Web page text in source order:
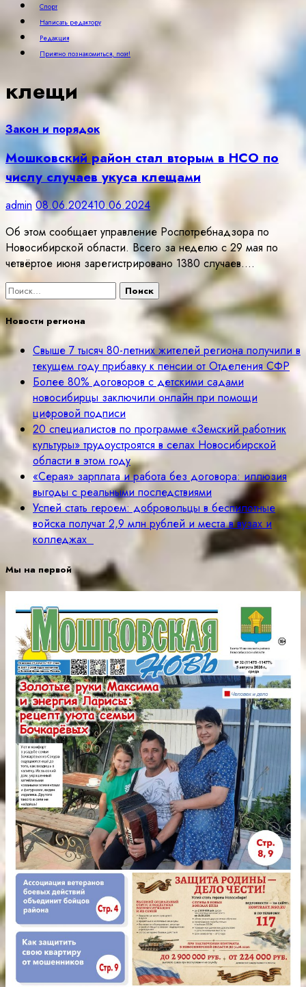
Спорт
Написать редактору
Редакция
Приятно познакомиться, поэт!
клещи
Закон и порядок
Мошковский район стал вторым в НСО по
числу случаев укуса клещами
admin 08.06.202410.06.2024
Об этом сообщает управление Роспотребнадзора по
Новосибирской области. Всего за неделю с 29 мая по
четвёртое июня зарегистрировано 1380 случаев.…
Найти:
Новости региона
Свыше 7 тысяч 80-летних жителей региона получили в
текущем году прибавку к пенсии от Отделения СФР
Более 80% договоров с детскими садами
новосибирцы заключили онлайн при помощи
цифровой подписи
20 специалистов по программе «Земский работник
культуры» трудоустроятся в селах Новосибирской
области в этом году
«Серая» зарплата и работа без договора: иллюзия
выгоды с реальными последствиями
Успей стать героем: добровольцы в беспилотные
войска получат 2,9 млн рублей и места в вузах и
колледжах
Мы на первой